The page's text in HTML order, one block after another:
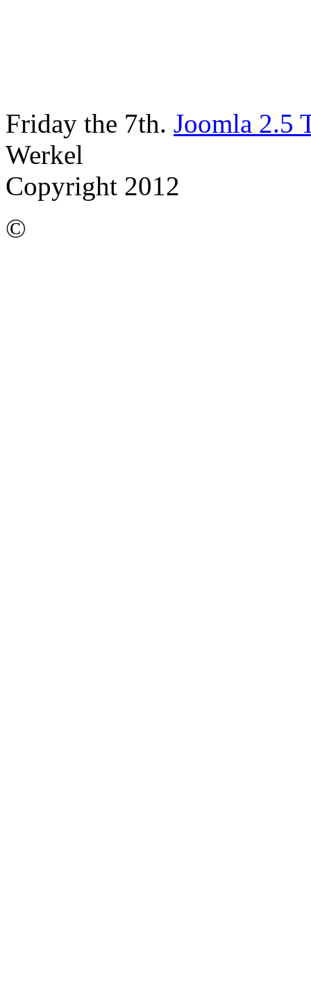
Friday the 7th. Joomla 2.5
Werkel
Copyright 2012
©